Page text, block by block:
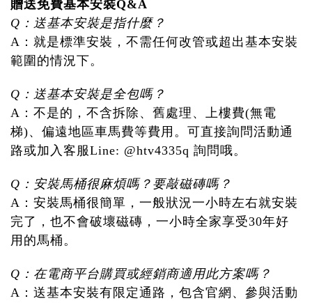
贈送免費基本安裝Q&A
Q：送基本安裝是指什麼？
A：就是標準安裝，不需任何改管或超出基本安裝
範圍的情況下。
Q：送基本安裝是全包嗎？
A：不是的，不含拆除、舊處理、上樓費(無電
梯)、偏遠地區車馬費等費用。可直接詢問活動通
路或加入客服Line: @htv4335q 詢問哦。
Q：安裝馬桶很麻煩嗎？要敲磁磚嗎？
A：安裝馬桶很簡單，一般狀況一小時左右就安裝
完了，也不會破壞磁磚，一小時全家享受30年好
用的馬桶。
Q：在電商平台購買或經銷商適用此方案嗎？
A：送基本安裝有限定通路，包含官網、參與活動